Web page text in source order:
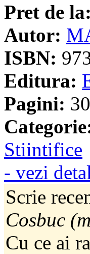
Pret de la:
Autor:
ISBN:
Editura:
Pagini:
Stiintifice
- vezi
Scrie
Cosbuc
Cu ce ai